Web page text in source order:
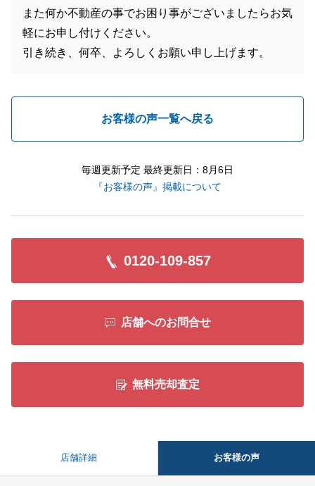
また何か不動産の事でお困り事がございましたらお気
軽にお申し付けください。
引き続き、何卒、よろしくお願い申し上げます。
お客様の声一覧へ戻る
毎週更新予定 最終更新日：8月6日
『お客様の声』掲載について
0120-109-857
店舗へのお問合せ
無料売却査定
店舗詳細 お客様の声